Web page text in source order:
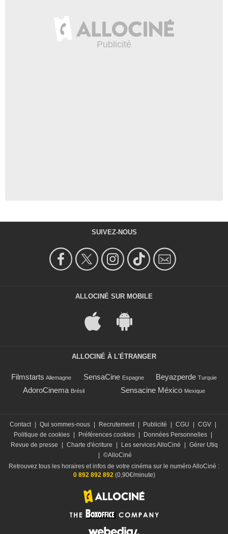
SUIVEZ-NOUS
ALLOCINÉ SUR MOBILE
ALLOCINÉ À L'ÉTRANGER
Filmstarts Allemagne SensaCine Espagne Beyazperde Turquie
AdoroCinema Brésil Sensacine México Mexique
Contact | Qui sommes-nous | Recrutement | Publicité | CGU | CGV |
Politique de cookies | Préférences cookies | Données Personnelles |
Revue de presse
| Charte d'écriture | Les services AlloCiné | Gérer Utiq
| ©AlloCiné
Retrouvez tous les horaires et infos de votre cinéma sur le numéro AlloCiné :
0 892 892 892 (0,90€/minute)